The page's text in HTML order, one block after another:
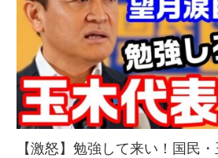
【激怒】勉強して来い！国民